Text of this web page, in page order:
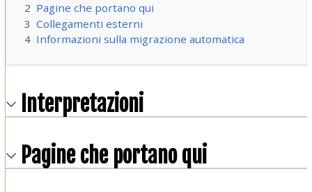
2 Pagine che portano qui
3 Collegamenti esterni
4 Informazioni sulla migrazione automatica
Interpretazioni
Pagine che portano qui